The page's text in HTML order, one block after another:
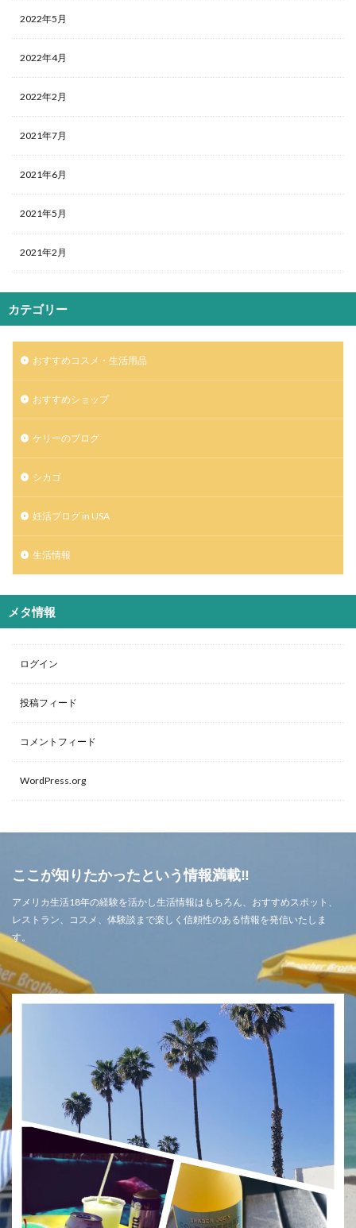
2022年5月
2022年4月
2022年2月
2021年7月
2021年6月
2021年5月
2021年2月
カテゴリー
おすすめコスメ・生活用品
おすすめショップ
ケリーのブログ
シカゴ
妊活ブログ in USA
生活情報
メタ情報
ログイン
投稿フィード
コメントフィード
WordPress.org
ここが知りたかったという情報満載‼
アメリカ生活18年の経験を活かし生活情報はもちろん、おすすめスポット、
レストラン、コスメ、体験談まで楽しく信頼性のある情報を発信いたしま
す。